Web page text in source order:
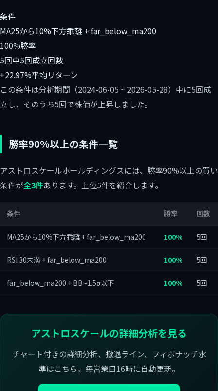
条件
MA25から10%下方乖離 + far_below_ma200
100%勝率
5回中5回成立回数
+22.97%平均リターン
この条件は分析期間（2024-06-05 ~ 2026-05-28）中に5回成
立し、そのうち5回で株価が上昇しました。
勝率90%以上の条件一覧
アストロスケールホールディングスには、勝率90%以上の買い
条件が全3件あります。上位5件を紹介します。
条件 勝率 回数
MA25から10%下方乖離 + far_below_ma200 100% 5回
RSI 30未満 + far_below_ma200 100% 5回
far_below_ma200 + BB -1.5σ以下 100% 5回
アストロスケールの詳細分析を見る
チャート付きの詳細分析、撤退ライン、フィボナッチ水
準はこちら。毎営業日16時に自動更新。